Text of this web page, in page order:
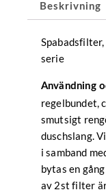
Beskrivning
serie
Användning
regelbundet,
smutsigt
duschslang.
i samband
bytas en
av 2st filter